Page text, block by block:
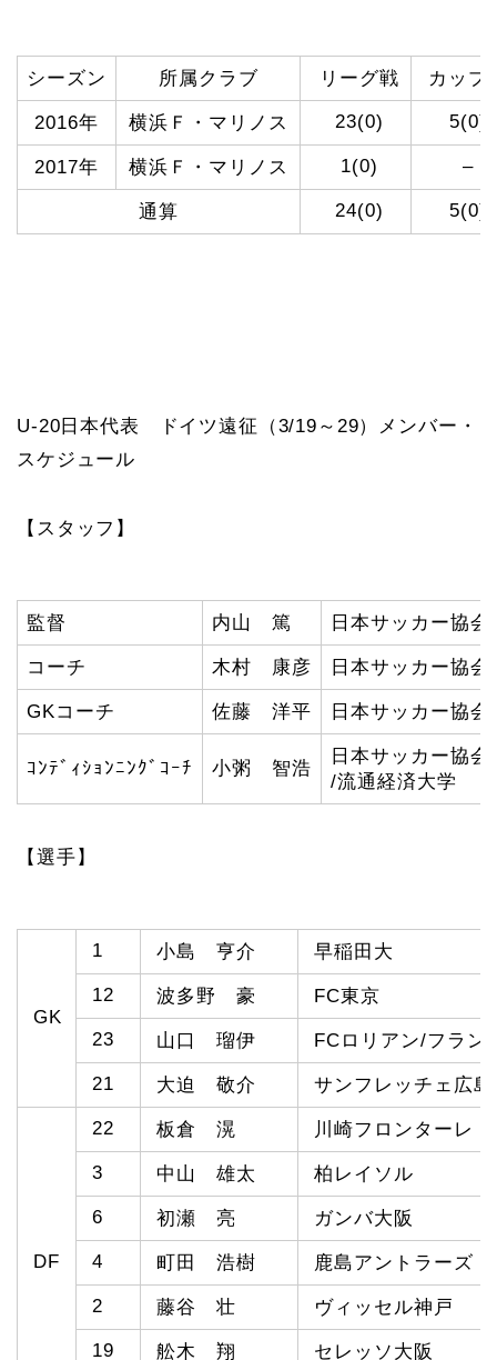
シーズン 所属クラブ リーグ戦 カップ
2016年 横浜Ｆ・マリノス 23(0) 5(0)
2017年 横浜Ｆ・マリノス 1(0) –
通算 24(0) 5(0)
U-20日本代表 ドイツ遠征（3/19～29）メンバー・
スケジュール
【スタッフ】
監督 内山 篤 日本サッカー協
コーチ 木村 康彦 日本サッカー協
GKコーチ 佐藤 洋平 日本サッカー協
ｺﾝﾃﾞｨｼｮﾝﾆﾝｸﾞｺｰﾁ 小粥 智浩
日本サッカー協
/流通経済大学
【選手】
GK
1 小島 亨介 早稲田大
12 波多野 豪 FC東京
23 山口 瑠伊 FCロリアン/フラン
21 大迫 敬介 サンフレッチェ広
DF
22 板倉 滉 川崎フロンターレ
3 中山 雄太 柏レイソル
6 初瀬 亮 ガンバ大阪
4 町田 浩樹 鹿島アントラーズ
2 藤谷 壮 ヴィッセル神戸
19 舩木 翔 セレッソ大阪